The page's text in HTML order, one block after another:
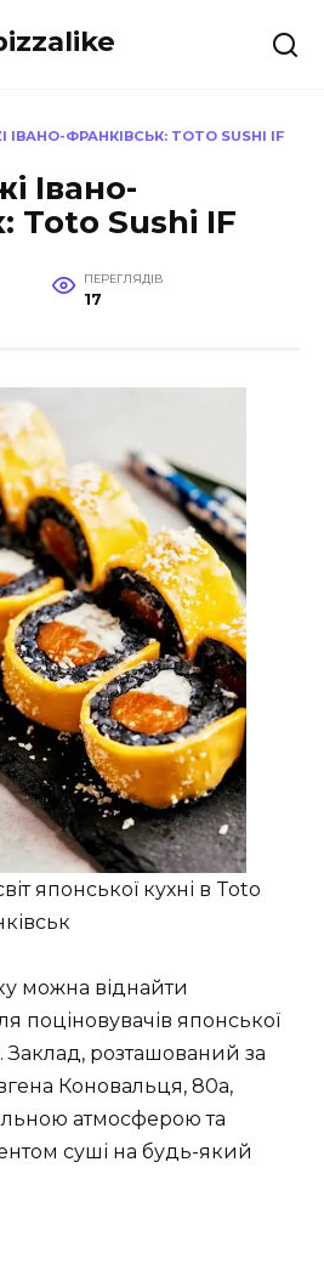
ІВАНО-ФРАНКІВСЬК: TOTO SUSHI IF
Івано-
Toto Sushi IF
ПЕРЕГЛЯДІВ
17
японської кухні в Toto
можна віднайти
поціновувачів японської
Заклад, розташований за
Коновальця, 80а,
атмосферою та
суші на будь-який